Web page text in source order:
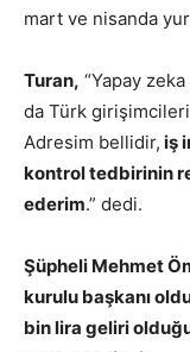
mart ve nisanda
Turan, “Yapay
da Türk
Adresim bellidir, iş
kontrol tedbirinin
ederim.” dedi.
Şüpheli Mehmet
kurulu başkanı
bin lira geliri